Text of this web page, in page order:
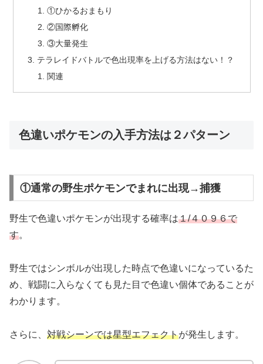
①ひかるおまもり
②国際孵化
③大量発生
テラレイドバトルで色出現率を上げる方法はない！？
関連
色違いポケモンの入手方法は２パターン
①通常の野生ポケモンでまれに出現→捕獲
野生で色違いポケモンが出現する確率は１/４０９６で
す。
野生ではシンボルが出現した時点で色違いになっているた
め、戦闘に入らなくても見た目で色違い個体であることが
わかります。
さらに、 対戦シーンでは星型エフェクトが発生します。